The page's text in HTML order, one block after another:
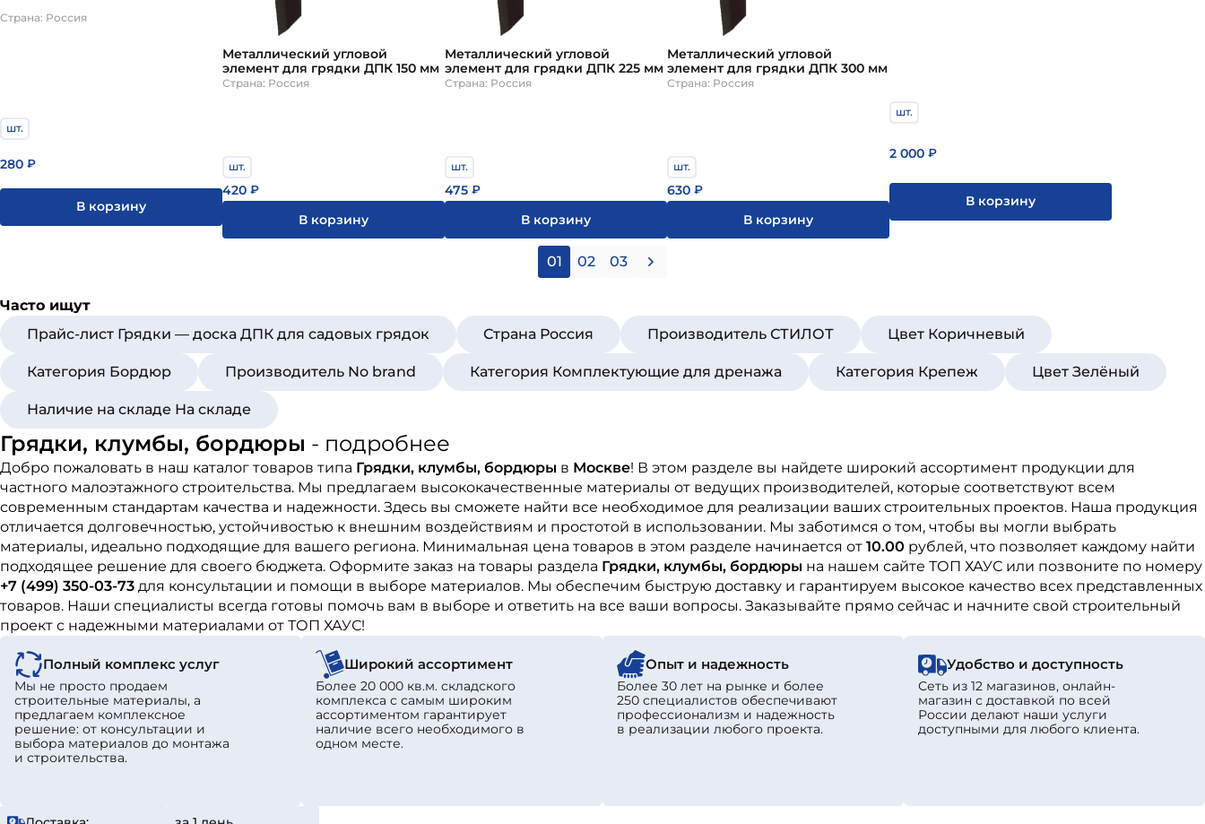
Страна: Россия
шт.
280 ₽
В корзину
Металлический угловой
элемент для грядки ДПК 150 мм
Страна: Россия
шт.
420 ₽
В корзину
Металлический угловой
элемент для грядки ДПК 225 мм
Страна: Россия
шт.
475 ₽
В корзину
Металлический угловой
элемент для грядки ДПК 300 мм
Страна: Россия
шт.
630 ₽
В корзину
шт.
2 000 ₽
В корзину
01 02 03
Часто ищут
Прайс-лист Грядки — доска ДПК для садовых грядок
Страна Россия Производитель СТИЛОТ Цвет Коричневый
Категория Бордюр Производитель No brand Категория Комплектующие для дренажа Категория Крепеж Цвет Зелёный
Наличие на складе На складе
Грядки, клумбы, бордюры - подробнее
Добро пожаловать в наш каталог товаров типа Грядки, клумбы, бордюры в Москве! В этом разделе вы найдете широкий ассортимент продукции для
частного малоэтажного строительства. Мы предлагаем высококачественные материалы от ведущих производителей, которые соответствуют всем
современным стандартам качества и надежности. Здесь вы сможете найти все необходимое для реализации ваших строительных проектов. Наша продукция
отличается долговечностью, устойчивостью к внешним воздействиям и простотой в использовании. Мы заботимся о том, чтобы вы могли выбрать
материалы, идеально подходящие для вашего региона. Минимальная цена товаров в этом разделе начинается от 10.00 рублей, что позволяет каждому найти
подходящее решение для своего бюджета. Оформите заказ на товары раздела Грядки, клумбы, бордюры на нашем сайте ТОП ХАУС или позвоните по номеру
+7 (499) 350-03-73 для консультации и помощи в выборе материалов. Мы обеспечим быструю доставку и гарантируем высокое качество всех представленных
товаров. Наши специалисты всегда готовы помочь вам в выборе и ответить на все ваши вопросы. Заказывайте прямо сейчас и начните свой строительный
проект с надежными материалами от ТОП ХАУС!
Полный комплекс услуг
Мы не просто продаем
строительные материалы, а
предлагаем комплексное
решение: от консультации и
выбора материалов до монтажа
и строительства.
Широкий ассортимент
Более 20 000 кв.м. складского
комплекса с самым широким
ассортиментом гарантирует
наличие всего необходимого в
одном месте.
Опыт и надежность
Более 30 лет на рынке и более
250 специалистов обеспечивают
профессионализм и надежность
в реализации любого проекта.
Удобство и доступность
Сеть из 12 магазинов, онлайн-
магазин с доставкой по всей
России делают наши услуги
доступными для любого клиента.